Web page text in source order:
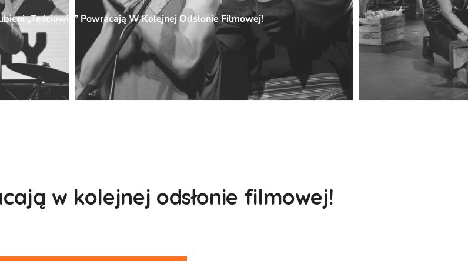
„Teściowie” Powracają W Kolejnej Odsłonie Filmowej!
w kolejnej odsłonie filmowej!